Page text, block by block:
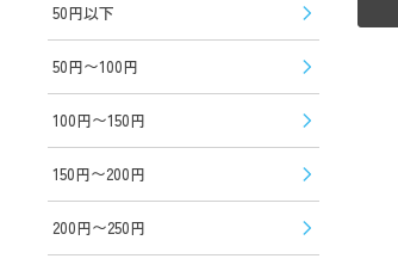
50円以下
50円〜100円
100円〜150円
150円〜200円
200円〜250円